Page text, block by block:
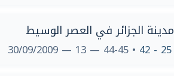
مدينة الجزائر في العصر الوسيط
25 - 42
• 44-45 — 13 — 30/09/2009